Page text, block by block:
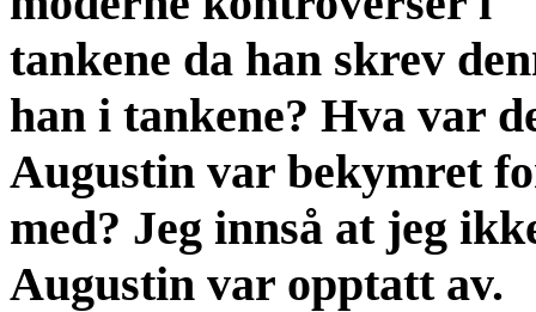
tankene da han skrev
han i tankene? Hva var
Augustin var bekymret
med? Jeg innså at jeg
Augustin var opptatt av.